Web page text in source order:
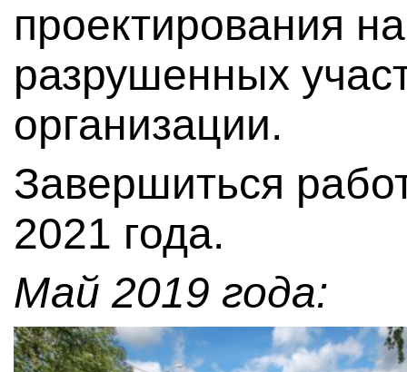
проектирования
разрушенных
организации.
Завершиться
2021 года.
Май 2019 года: